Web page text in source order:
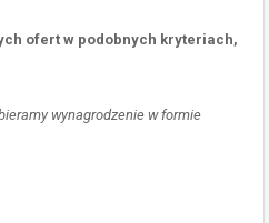
ofert w podobnych kryteriach,
wynagrodzenie w formie